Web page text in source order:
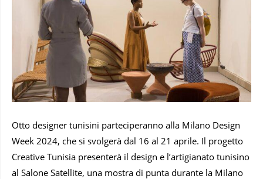
Otto designer tunisini parteciperanno alla Milano Design
Week 2024, che si svolgerà dal 16 al 21 aprile. Il progetto
Creative Tunisia presenterà il design e l’artigianato tunisino
al Salone Satellite, una mostra di punta durante la Milano